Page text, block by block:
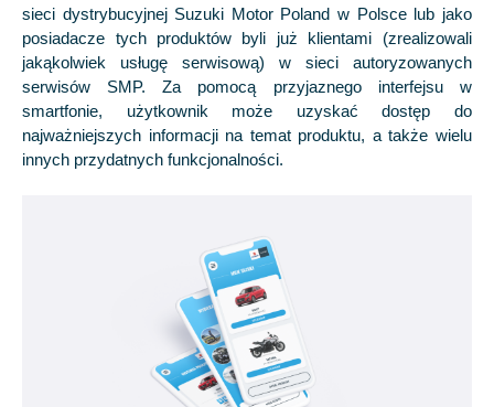
sieci dystrybucyjnej Suzuki Motor Poland w Polsce lub jako
posiadacze tych produktów byli już klientami (zrealizowali
jakąkolwiek usługę serwisową) w sieci autoryzowanych
serwisów SMP. Za pomocą przyjaznego interfejsu w
smartfonie, użytkownik może uzyskać dostęp do
najważniejszych informacji na temat produktu, a także wielu
innych przydatnych funkcjonalności.